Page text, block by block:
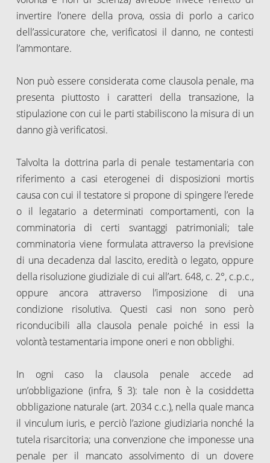
invertire l’onere della prova, ossia di porlo a carico
dell’assicuratore che, verificatosi il danno, ne contesti
l’ammontare.
Non può essere considerata come clausola penale, ma
presenta piuttosto i caratteri della transazione, la
stipulazione con cui le parti stabiliscono la misura di un
danno già verificatosi.
Talvolta la dottrina parla di penale testamentaria con
riferimento a casi eterogenei di disposizioni mortis
causa con cui il testatore si propone di spingere l’erede
o il legatario a determinati comportamenti, con la
comminatoria di certi svantaggi patrimoniali; tale
comminatoria viene formulata attraverso la previsione
di una decadenza dal lascito, eredità o legato, oppure
della risoluzione giudiziale di cui all’art. 648, c. 2°, c.p.c.,
oppure ancora attraverso l’imposizione di una
condizione risolutiva. Questi casi non sono però
riconducibili alla clausola penale poiché in essi la
volontà testamentaria impone oneri e non obblighi.
In ogni caso la clausola penale accede ad
un’obbligazione (infra, § 3): tale non è la cosiddetta
obbligazione naturale (art. 2034 c.c.), nella quale manca
il vinculum iuris, e perciò l’azione giudiziaria nonché la
tutela risarcitoria; una convenzione che imponesse una
penale per il mancato assolvimento di un dovere